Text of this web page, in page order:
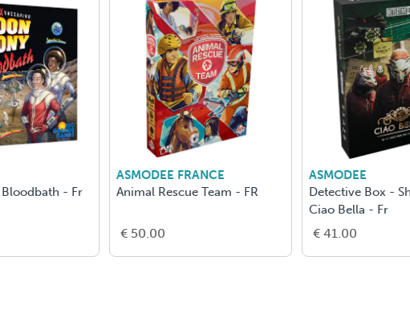
ASMODEE
Witchbound - Fr
€ 45.00
Echoes La
€ 12.50